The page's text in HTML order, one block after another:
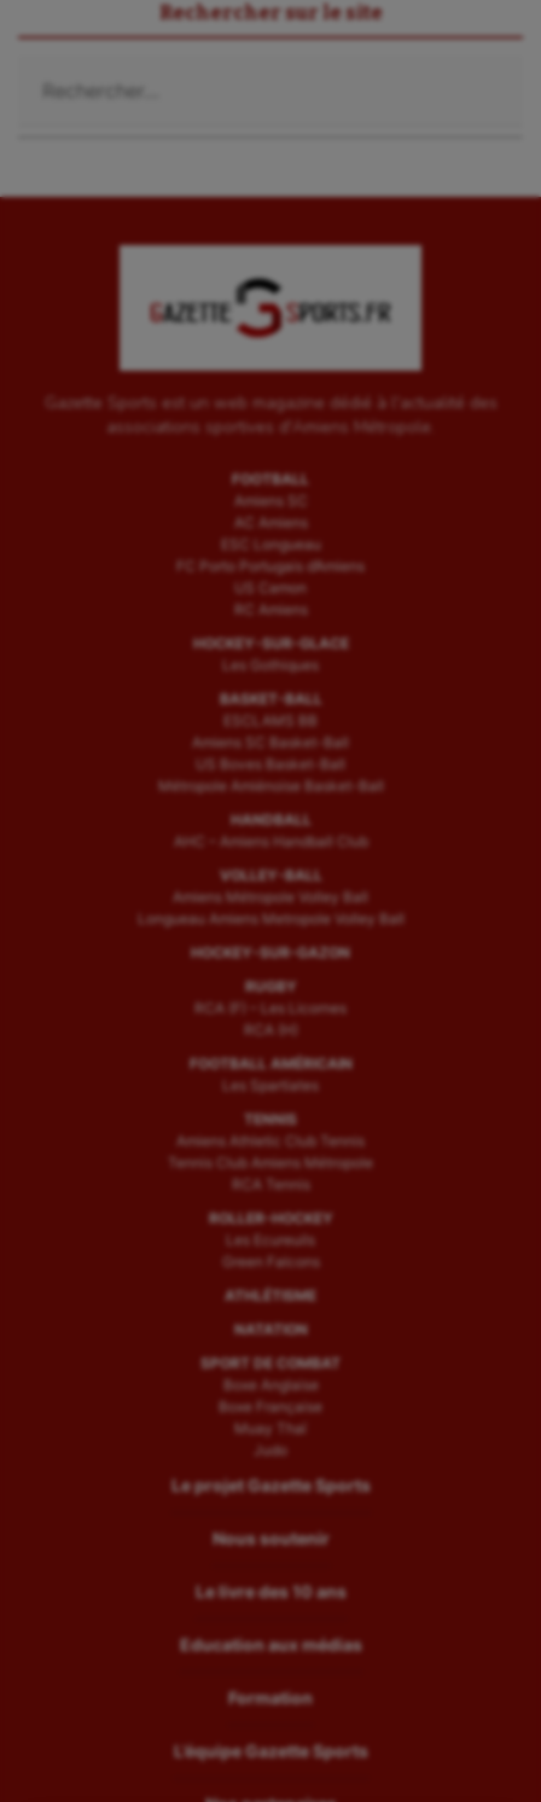
Rechercher sur le site
Gazette Sports est un web magazine dédié à l'actualité des
associations sportives d'Amiens Métropole.
FOOTBALL
Amiens SC
AC Amiens
ESC Longueau
FC Porto Portugais d’Amiens
US Camon
RC Amiens
HOCKEY-SUR-GLACE
Les Gothiques
BASKET-BALL
ESCLAMS BB
Amiens SC Basket-Ball
US Boves Basket-Ball
Métropole Amiénoise Basket-Ball
HANDBALL
AHC – Amiens Handball Club
VOLLEY-BALL
Amiens Métropole Volley Ball
Longueau Amiens Metropole Volley Ball
HOCKEY-SUR-GAZON
RUGBY
RCA (F) – Les Licornes
RCA (H)
FOOTBALL AMÉRICAIN
Les Spartiates
TENNIS
Amiens Athletic Club Tennis
Tennis Club Amiens Métropole
RCA Tennis
ROLLER-HOCKEY
Les Ecureuils
Green Falcons
ATHLÉTISME
NATATION
SPORT DE COMBAT
Boxe Anglaise
Boxe Française
Muay Thaï
Judo
Le projet Gazette Sports
Nous soutenir
Le livre des 10 ans
Education aux médias
Formation
L’équipe Gazette Sports